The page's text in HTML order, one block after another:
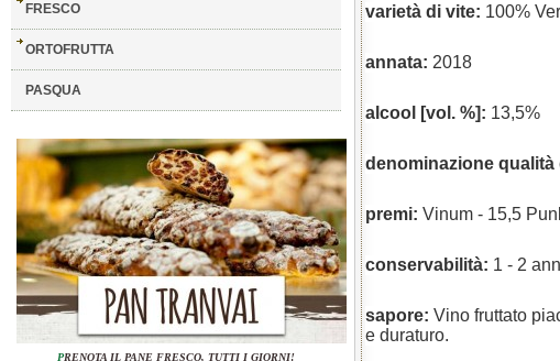
FRESCO
ORTOFRUTTA
PASQUA
PRENOTA IL PANE FRESCO, TUTTI I GIORNI!
varietà di vite: 100%
annata: 2018
alcool [vol. %]: 13,5%
denominazione qualità
premi: Vinum - 15,5
conservabilità: 1 - 2
sapore: Vino fruttato
e duraturo.